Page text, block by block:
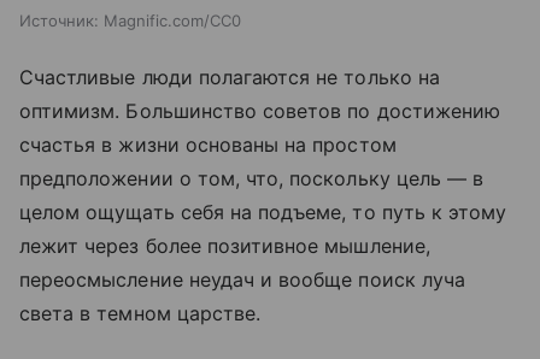
Источник: Magnific.com/CC0
Счастливые люди полагаются не только на
оптимизм. Большинство советов по достижению
счастья в жизни основаны на простом
предположении о том, что, поскольку цель — в
целом ощущать себя на подъеме, то путь к этому
лежит через более позитивное мышление,
переосмысление неудач и вообще поиск луча
света в темном царстве.